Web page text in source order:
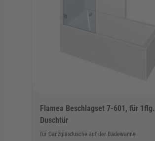
Flamea Beschlagset 7-601, für 1flg.
Duschtür
für Ganzglasdusche auf der Badewanne